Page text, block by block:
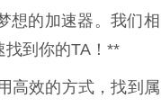
想的加速器。我们相
找到你的TA！**
高效的方式，找到属